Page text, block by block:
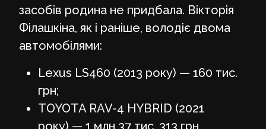
засобів родина не придбала. Вікторія
Філашкіна, як і раніше, володіє двома
автомобілями:
Lexus LS460 (2013 року) — 160 тис.
грн;
TOYOTA RAV-4 HYBRID (2021
року) — 1 млн 37 тис. 313 грн.